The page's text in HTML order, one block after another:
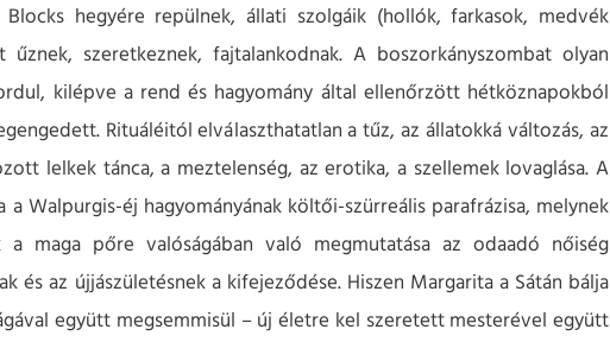
hegyére repülnek, állati szolgáik (hollók, farkasok, medvék
szeretkeznek, fajtalankodnak. A boszorkányszombat olyan
kilépve a rend és hagyomány által ellenőrzött hétköznapokból
Rituáléitól elválaszthatatlan a tűz, az állatokká változás, az
lelkek tánca, a meztelenség, az erotika, a szellemek lovaglása. A
Walpurgis-éj hagyományának költői-szürreális parafrázisa, melynek
a maga pőre valóságában való megmutatása az odaadó nőiség
és az újjászületésnek a kifejeződése. Hiszen Margarita a Sátán bálja
együtt megsemmisül – új életre kel szeretett mesterével együtt